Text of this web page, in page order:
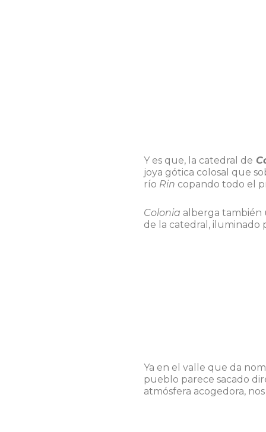
Y es que, la catedral de
joya gótica colosal que
río Rin copando todo el
Colonia alberga también
de la catedral, iluminado
Ya en el valle que da
pueblo parece sacado
atmósfera acogedora,